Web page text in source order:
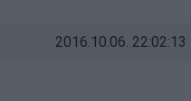
2016.10.06. 22:02:13